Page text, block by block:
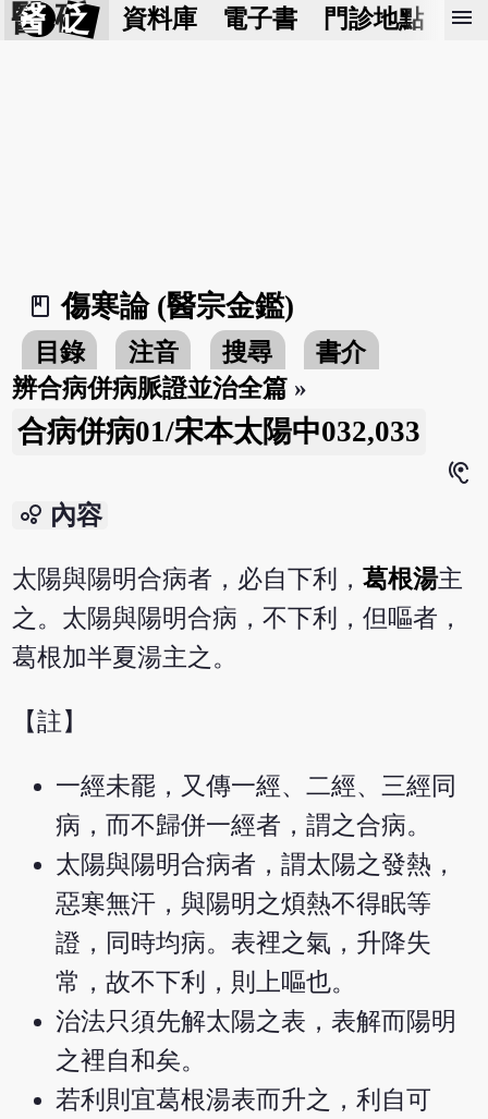
醫 砭 資料庫 電子書 門診地點 預
menu
book_2
傷寒論 (醫宗金鑑)
目錄 注音 搜尋
書介
辨合病併病脈證並治全篇 »
合病併病01/宋本太陽中032,033
hearing
bubble_chart 內容
太陽與陽明合病者，必自下利，葛根湯主
之。太陽與陽明合病，不下利，但嘔者，
葛根加半夏湯主之。
【註】
一經未罷，又傳一經、二經、三經同
病，而不歸併一經者，謂之合病。
太陽與陽明合病者，謂太陽之發熱，
惡寒無汗，與陽明之煩熱不得眠等
證，同時均病。表裡之氣，升降失
常，故不下利，則上嘔也。
治法只須先解太陽之表，表解而陽明
之裡自和矣。
若利則宜葛根湯表而升之，利自可